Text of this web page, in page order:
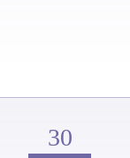
30